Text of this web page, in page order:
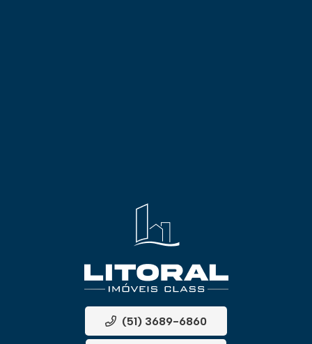
(51) 3689-6860